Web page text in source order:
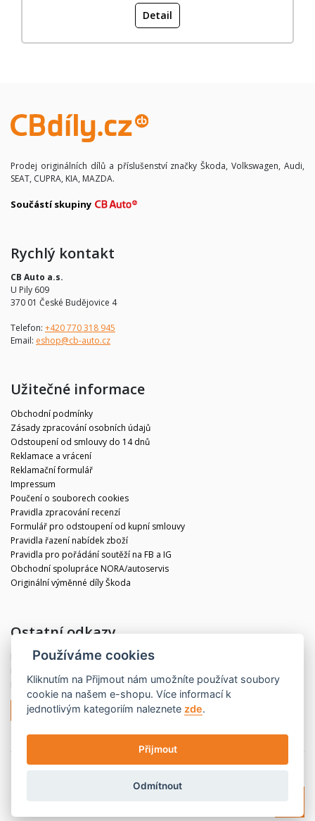
Detail
Prodej originálních dílů a příslušenství značky Škoda, Volkswagen, Audi,
SEAT, CUPRA, KIA, MAZDA.
Součástí skupiny
Rychlý kontakt
CB Auto a.s.
U Pily 609
370 01 České Budějovice 4
Telefon: +420 770 318 945
Email: eshop@cb-auto.cz
Užitečné informace
Obchodní podmínky
Zásady zpracování osobních údajů
Odstoupení od smlouvy do 14 dnů
Reklamace a vrácení
Reklamační formulář
Impressum
Poučení o souborech cookies
Pravidla zpracování recenzí
Formulář pro odstoupení od kupní smlouvy
Pravidla řazení nabídek zboží
Pravidla pro pořádání soutěží na FB a IG
Obchodní spolupráce NORA/autoservis
Originální výměnné díly Škoda
Ostatní odkazy
Blog
Partneři
Odstoupit od smlouvy
Používáme cookies
Kliknutím na Přijmout nám umožníte používat soubory
cookie na našem e-shopu. Více informací k
jednotlivým kategoriím naleznete zde.
Přijmout
Odmítnout